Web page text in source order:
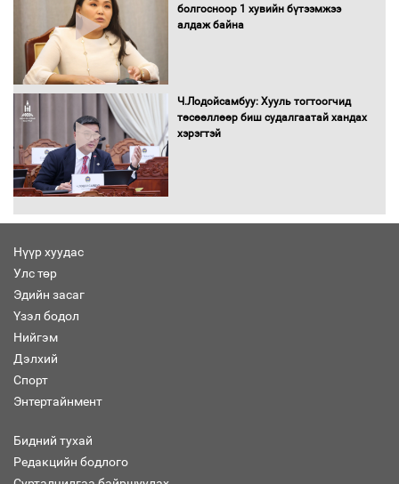
болгосноор 1 хувийн бүтээмжээ
алдаж байна
Ч.Лодойсамбуу: Хууль тогтоогчид
төсөөллөөр биш судалгаатай хандах
хэрэгтэй
Нүүр хуудас
Улс төр
Эдийн засаг
Үзэл бодол
Нийгэм
Дэлхий
Спорт
Энтертайнмент
Бидний тухай
Редакцийн бодлого